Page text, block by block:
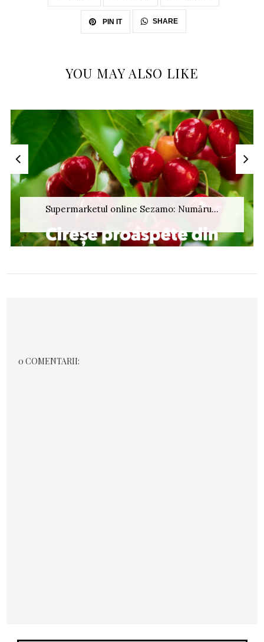
PIN IT SHARE
YOU MAY ALSO LIKE
Supermarketul online Sezamo: Număru...
0 COMENTARII: